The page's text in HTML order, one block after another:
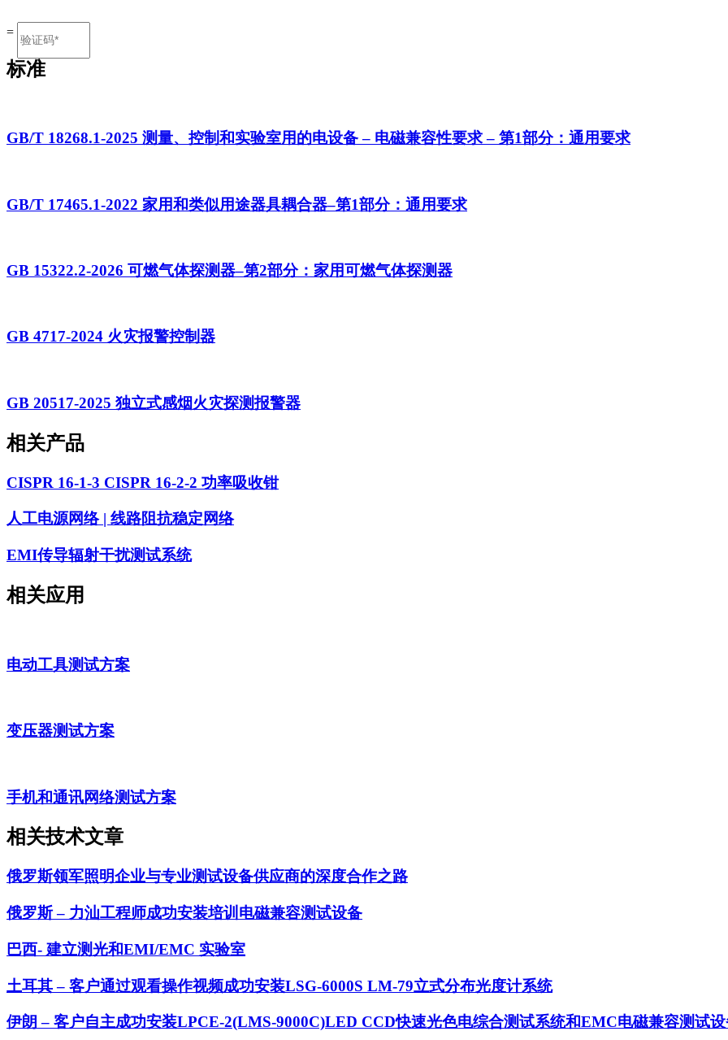
=
标准
GB/T 18268.1-2025 测量、控制和实验室用的电设备 – 电磁兼容性要求 – 第1部分：通用要求
GB/T 17465.1-2022 家用和类似用途器具耦合器–第1部分：通用要求
GB 15322.2-2026 可燃气体探测器–第2部分：家用可燃气体探测器
GB 4717-2024 火灾报警控制器
GB 20517-2025 独立式感烟火灾探测报警器
相关产品
CISPR 16-1-3 CISPR 16-2-2 功率吸收钳
人工电源网络 | 线路阻抗稳定网络
EMI传导辐射干扰测试系统
相关应用
电动工具测试方案
变压器测试方案
手机和通讯网络测试方案
相关技术文章
俄罗斯领军照明企业与专业测试设备供应商的深度合作之路
俄罗斯 – 力汕工程师成功安装培训电磁兼容测试设备
巴西- 建立测光和EMI/EMC 实验室
土耳其 – 客户通过观看操作视频成功安装LSG-6000S LM-79立式分布光度计系统
伊朗 – 客户自主成功安装LPCE-2(LMS-9000C)LED CCD快速光色电综合测试系统和EMC电磁兼容测试